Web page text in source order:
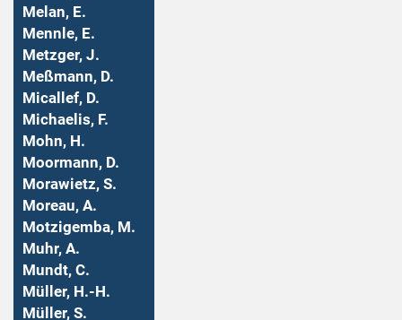
Melan, E.
Mennle, E.
Metzger, J.
Meßmann, D.
Micallef, D.
Michaelis, F.
Mohn, H.
Moormann, D.
Morawietz, S.
Moreau, A.
Motzigemba, M.
Muhr, A.
Mundt, C.
Müller, H.-H.
Müller, S.